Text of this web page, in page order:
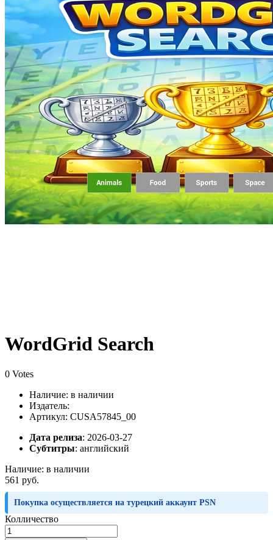
WordGrid Search
0 Votes
Наличие: в наличии
Издатель:
Артикул: CUSA57845_00
Дата релиза: 2026-03-27
Субтитры: английский
Наличие: в наличии
561 руб.
Покупка осуществляется на турецкий аккаунт PSN
Колличество